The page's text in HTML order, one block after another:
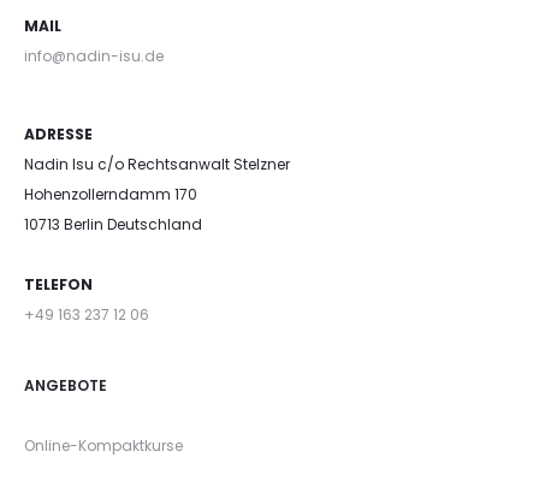
MAIL
info@nadin-isu.de
ADRESSE
Nadin Isu c/o Rechtsanwalt Stelzner
Hohenzollerndamm 170
10713 Berlin Deutschland
TELEFON
+49 163 237 12 06
ANGEBOTE
Online-Kompaktkurse